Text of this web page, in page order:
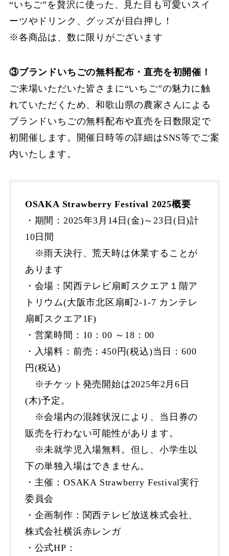
“いちご”を贅沢に使った、見た目も可愛いスイ
ーツやドリンク、グッズが目白押し！
※各商品は、数に限りがございます
③ブランドいちごの無料配布・直売を初開催！
ご来場いただいた皆さまに“いちご”の魅力に触
れていただくため、和歌山県の農家さんによる
ブランドいちごの無料配布や直売を日数限定で
初開催します。開催日時等の詳細はSNS等でご案
内いたします。
OSAKA Strawberry Festival 2025概要
・期間：2025年3月14日(金)～23日(日)計
10日間
※雨天決行、荒天時は休業することが
あります
・会場：関西テレビ扇町スクエア１階ア
トリウム(大阪市北区扇町2-1-7 カンテレ
扇町スクエア1F)
・営業時間：10：00 ～18：00
・入場料：前売：450円(税込)当日：600
円(税込)
※チケット発売開始は2025年2月6日
(木)予定。
※会場内の混雑状況により、当日券の
販売を行わない可能性があります。
※未就学児入場無料。但し、小学生以
下の単独入場はできません。
・主催：OSAKA Strawberry Festival実行
委員会
・企画制作：関西テレビ放送株式会社、
株式会社横浜赤レンガ
・公式HP：